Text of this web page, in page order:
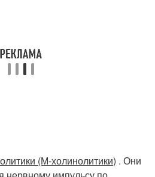
(М-холинолитики) . Они